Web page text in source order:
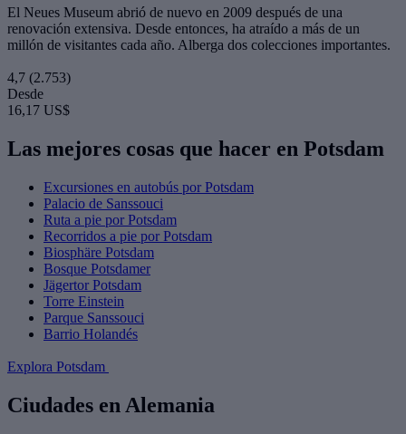
El Neues Museum abrió de nuevo en 2009 después de una
renovación extensiva. Desde entonces, ha atraído a más de un
millón de visitantes cada año. Alberga dos colecciones importantes.
4,7 (2.753)
Desde
16,17 US$
Las mejores cosas que hacer en Potsdam
Excursiones en autobús por Potsdam
Palacio de Sanssouci
Ruta a pie por Potsdam
Recorridos a pie por Potsdam
Biosphäre Potsdam
Bosque Potsdamer
Jägertor Potsdam
Torre Einstein
Parque Sanssouci
Barrio Holandés
Explora Potsdam
Ciudades en Alemania